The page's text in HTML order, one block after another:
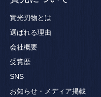
實光刃物とは
選ばれる理由
会社概要
受賞歴
SNS
お知らせ・メディア掲載